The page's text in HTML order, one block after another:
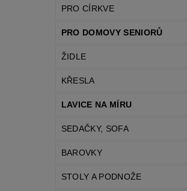
PRO CÍRKVE
PRO DOMOVY SENIORŮ
ŽIDLE
KŘESLA
LAVICE NA MÍRU
SEDAČKY, SOFA
BAROVKY
STOLY A PODNOŽE